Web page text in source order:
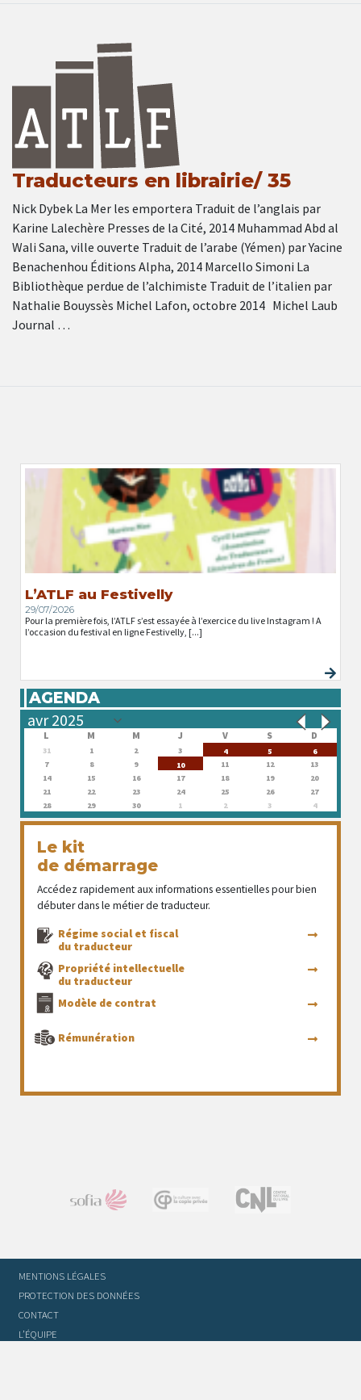
Traducteurs en librairie/ 35
Nick Dybek La Mer les emportera Traduit de l’anglais par
Karine Lalechère Presses de la Cité, 2014 Muhammad Abd al
Wali Sana, ville ouverte Traduit de l’arabe (Yémen) par Yacine
Benachenhou Éditions Alpha, 2014 Marcello Simoni La
Bibliothèque perdue de l’alchimiste Traduit de l’italien par
Nathalie Bouyssès Michel Lafon, octobre 2014 Michel Laub
Journal …
L’ATLF au Festivelly
29/07/2026
Pour la première fois, l’ATLF s’est essayée à l’exercice du live Instagram ! A
l’occasion du festival en ligne Festivelly, [...]
AGENDA
L M M J V S D
31 1 2 3 4 5
6
7
8 9 10 11 12
13
14
15 16 17 18 19
20
21
22 23 24 25 26
27
28
29 30 1 2 3 4
Le kit
de démarrage
Accédez rapidement aux informations essentielles pour bien
débuter dans le métier de traducteur.
Régime social et fiscal
du traducteur
Propriété intellectuelle
du traducteur
Modèle de contrat
Rémunération
MENTIONS LÉGALES
PROTECTION DES DONNÉES
CONTACT
L’ÉQUIPE